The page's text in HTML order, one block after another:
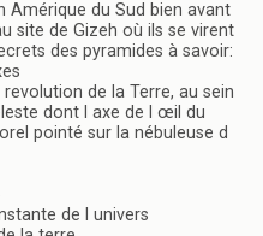
Amérique du Sud bien avant
site de Gizeh où ils se virent
des pyramides à savoir:
de la Terre, au sein
dont l axe de l œil du
pointé sur la nébuleuse d
de l univers